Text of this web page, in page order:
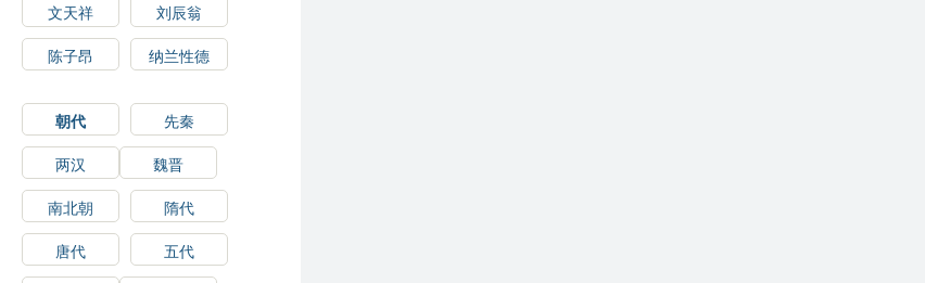
文天祥
刘辰翁
陈子昂
纳兰性德
朝代
先秦
两汉
魏晋
南北朝
隋代
唐代
五代